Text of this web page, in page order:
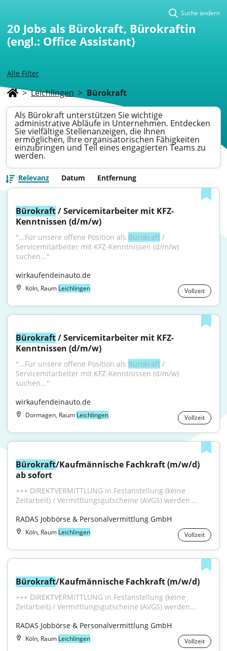
Alle Filter
Suche ändern
20 Jobs als Bürokraft, Bürokraftin
(engl.: Office Assistant)
> Leichlingen > Bürokraft
Als Bürokraft unterstützen Sie wichtige
administrative Abläufe in Unternehmen. Entdecken
Sie vielfältige Stellenanzeigen, die Ihnen
ermöglichen, Ihre organisatorischen Fähigkeiten
einzubringen und Teil eines engagierten Teams zu
werden.
Relevanz Datum Entfernung
Bürokraft / Servicemitarbeiter mit KFZ-
Kenntnissen (d/m/w)
"...Für unsere offene Position als Bürokraft /
Servicemitarbeiter mit KFZ-Kenntnissen (d/m/w)
suchen..."
wirkaufendeinauto.de
Köln, Raum Leichlingen Vollzeit
Bürokraft / Servicemitarbeiter mit KFZ-
Kenntnissen (d/m/w)
"...Für unsere offene Position als Bürokraft /
Servicemitarbeiter mit KFZ-Kenntnissen (d/m/w)
suchen..."
wirkaufendeinauto.de
Dormagen, Raum Leichlingen Vollzeit
Bürokraft/Kaufmännische Fachkraft (m/w/d)
ab sofort
+++ DIREKTVERMITTLUNG in Festanstellung (keine
Zeitarbeit) / Vermittlungsgutscheine (AVGS) werden...
RADAS Jobbörse & Personalvermittlung GmbH
Köln, Raum Leichlingen Vollzeit
Bürokraft/Kaufmännische Fachkraft (m/w/d)
+++ DIREKTVERMITTLUNG in Festanstellung (keine
Zeitarbeit) / Vermittlungsgutscheine (AVGS) werden...
RADAS Jobbörse & Personalvermittlung GmbH
Köln, Raum Leichlingen Vollzeit